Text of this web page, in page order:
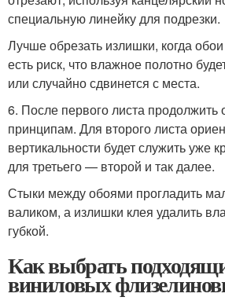
специальную линейку для подрезки.
Лучше обрезать излишки, когда
есть риск, что влажное полотно
или случайно сдвинется с места.
6. После первого листа продолжить
принципам. Для второго листа
вертикальности будет служить уже
для третьего — второй и так далее.
Стыки между обоями прогладить
валиком, а излишки клея удалить
губкой.
Как выбрать
виниловых